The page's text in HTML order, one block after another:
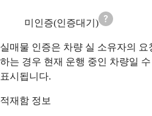
미인증(인증대기)
실매물 인증은 차량 실 소유자의 요
하는 경우 현재 운행 중인 차량일
표시됩니다.
적재함 정보